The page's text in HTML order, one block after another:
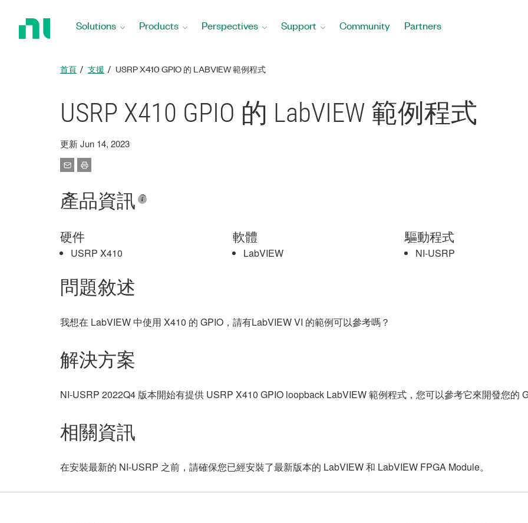
Solutions Products Perspectives Support Community Partners
首頁 支援 USRP X410 GPIO 的 LABVIEW 範例程式
USRP X410 GPIO 的 LabVIEW 範例程式
更新 Jun 14, 2023
產品資訊
硬件
USRP X410
軟體
LabVIEW
驅動程式
NI-USRP
問題敘述
我想在 LabVIEW 中使用 X410 的 GPIO，請有LabVIEW VI 的範例可以參考嗎？
解決方案
NI-USRP 2022Q4 版本開始有提供 USRP X410 GPIO loopback LabVIEW 範例程式，您可以參考它來開發您的
相關資訊
在安裝最新的 NI-USRP 之前，請確保您已經安裝了最新版本的 LabVIEW 和 LabVIEW FPGA Module。